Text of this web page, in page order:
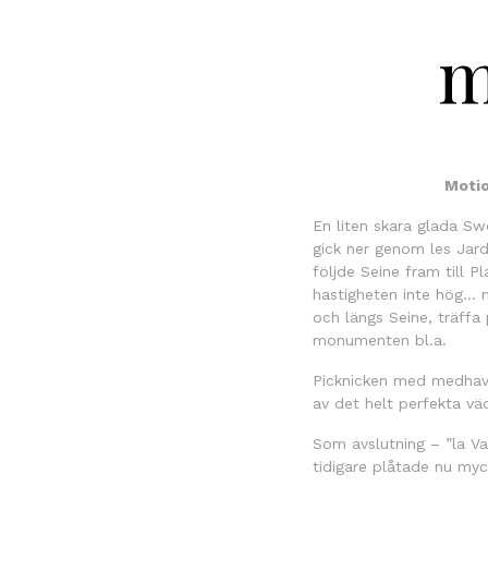
En liten skara glada
gick ner genom les
följde Seine fram till
hastigheten inte hög…
och längs Seine,
monumenten bl.a.
Picknicken med
av det helt perfekta
Som avslutning – ”la
tidigare plåtade nu